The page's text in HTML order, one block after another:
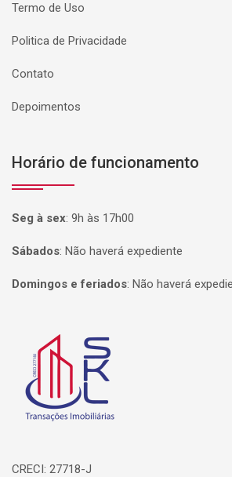
Termo de Uso
Politica de Privacidade
Contato
Depoimentos
Horário de funcionamento
Seg à sex: 9h às 17h00
Sábados: Não haverá expediente
Domingos e feriados: Não haverá
Página inicial
CRECI: 27718-J